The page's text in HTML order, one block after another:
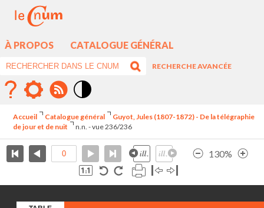
À PROPOS CATALOGUE GÉNÉRAL
RECHERCHE AVANCÉE
élévé
Accueil Catalogue général
Guyot, Jules (1807-1872) - De la télégraphie
de jour et de nuit
n.n. - vue 236/236
130%